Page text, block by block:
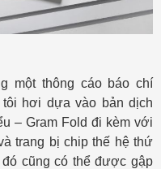
một thông cáo báo chí
hơi dựa vào bản dịch
– Gram Fold đi kèm với
trang bị chip thế hệ thứ
cũng có thể được gập